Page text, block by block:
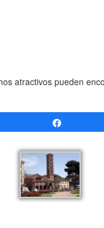
atractivos pueden